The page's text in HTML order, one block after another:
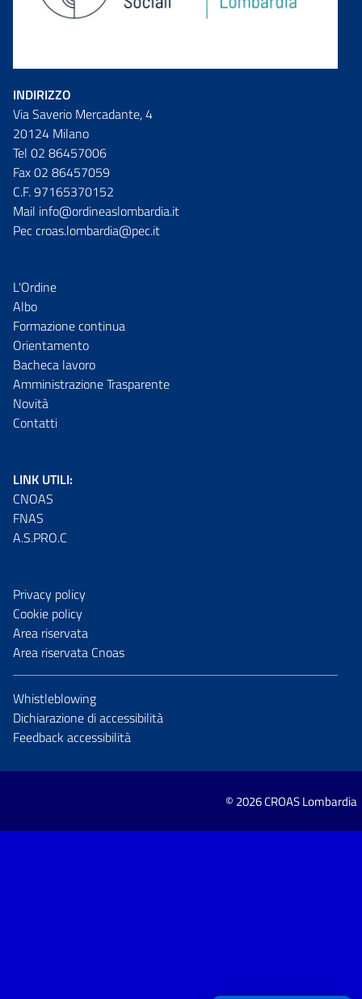
INDIRIZZO
Via Saverio Mercadante, 4
20124 Milano
Tel 02 86457006
Fax 02 86457059
C.F. 97165370152
Mail info@ordineaslombardia.it
Pec croas.lombardia@pec.it
L'Ordine
Albo
Formazione continua
Orientamento
Bacheca lavoro
Amministrazione Trasparente
Novità
Contatti
LINK UTILI:
CNOAS
FNAS
A.S.PRO.C
Privacy policy
Cookie policy
Area riservata
Area riservata Cnoas
Whistleblowing
Dichiarazione di accessibilità
Feedback accessibilità
© 2026 CROAS Lombardia